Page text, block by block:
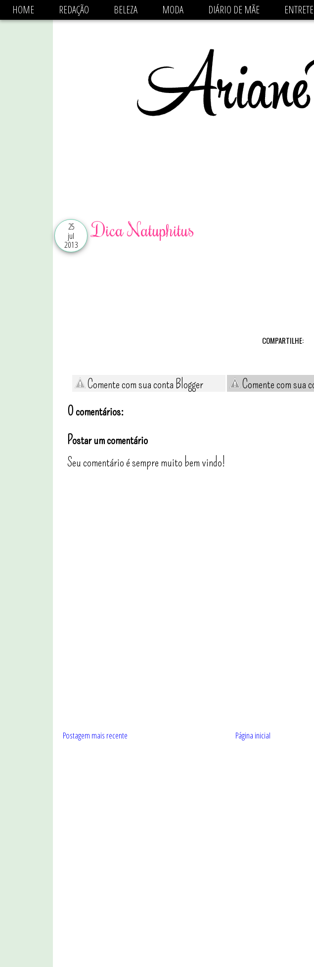
async='async' data-ad-client='ca-pub-1470782825684808' src='https://
HOME REDAÇÃO BELEZA MODA DIÁRIO DE MÃE
25
jul
2013
Dica Natuphitus
COMPARTILHE:
Comente com sua conta Blogger
Comente com sua
0 comentários:
Postar um comentário
Seu comentário é sempre muito bem vindo!
Postagem mais recente Página inicial